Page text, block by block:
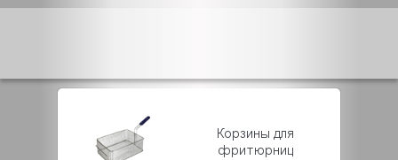
Корзины для
фритюрниц